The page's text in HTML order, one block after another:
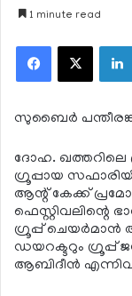
1 minute read
Facebook
X
സുബൈര്‍
ദോഹ. ഖത്തറിലെ
ഗ്രൂപ്പായ
ആന്റ് കേക്ക്
ഫെസ്റ്റിവലിന്റെ
ഗ്രൂപ്പ് ചെയര്‍മാന്‍
ഡയറക്ടറും
ആബിദീന്‍